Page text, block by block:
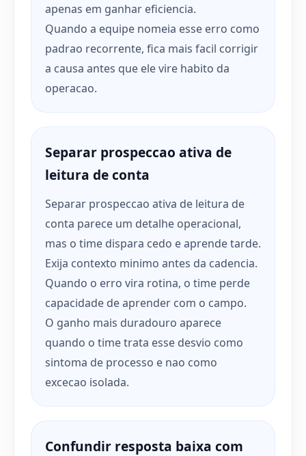
apenas em ganhar eficiencia.
Quando a equipe nomeia esse erro como
padrao recorrente, fica mais facil corrigir
a causa antes que ele vire habito da
operacao.
Separar prospeccao ativa de
leitura de conta
Separar prospeccao ativa de leitura de
conta parece um detalhe operacional,
mas o time dispara cedo e aprende tarde.
Exija contexto minimo antes da cadencia.
Quando o erro vira rotina, o time perde
capacidade de aprender com o campo.
O ganho mais duradouro aparece
quando o time trata esse desvio como
sintoma de processo e nao como
excecao isolada.
Confundir resposta baixa com